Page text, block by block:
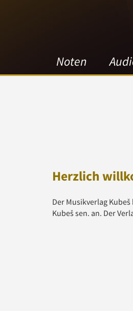
Noten
Herzlich
Der Musikverlag
Kubeš sen. an. Der